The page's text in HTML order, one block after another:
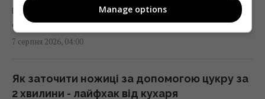
У чому полягає користь волоських горіхів
для серця, мозку та зміцнення імунітету
03:28 п'ятниця, 07 серпня 2026
В Генштабі ЗСУ повідомили, на яку суму
відмінності на картинці лісової вечері за 17
с
7 серпня 2026, 04:00
Як заточити ножиці за допомогою цукру за
2 хвилини - лайфхак від кухаря
Manage options